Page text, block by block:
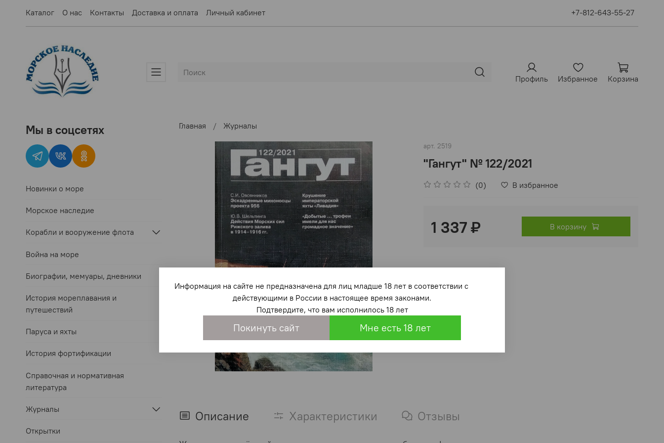
Каталог О нас Контакты Доставка и оплата Личный кабинет +7-812-643-55-27
Профиль Избранное Корзина
Главная Журналы
арт. 2519
"Гангут" № 122/2021
(0) В избранное
1 337 ₽ В корзину
Описание Характеристики Отзывы
Мы в соцсетях
Новинки о море
Морское наследие
Корабли и вооружение флота
Война на море
Биографии, мемуары, дневники
История мореплавания и
путешествий
Паруса и яхты
История фортификации
Справочная и нормативная
литература
Журналы
Открытки
Информация на сайте не предназначена для лиц младше 18 лет в соответствии с
действующими в России в настоящее время законами.
Подтвердите, что вам исполнилось 18 лет
Покинуть сайт Мне есть 18 лет